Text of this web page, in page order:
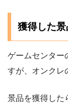
獲得した
ゲームセンター
すが、オンクレ
景品を獲得した